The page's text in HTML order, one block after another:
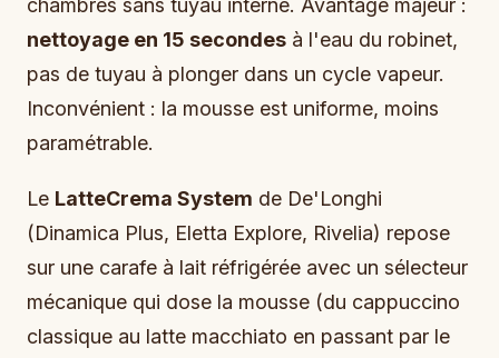
chambres sans tuyau interne. Avantage majeur :
nettoyage en 15 secondes à l'eau du robinet,
pas de tuyau à plonger dans un cycle vapeur.
Inconvénient : la mousse est uniforme, moins
paramétrable.
Le LatteCrema System de De'Longhi
(Dinamica Plus, Eletta Explore, Rivelia) repose
sur une carafe à lait réfrigérée avec un sélecteur
mécanique qui dose la mousse (du cappuccino
classique au latte macchiato en passant par le